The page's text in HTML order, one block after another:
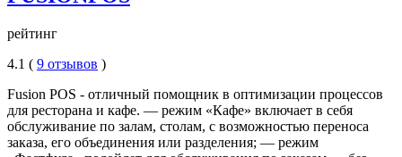
рейтинг
4.1 ( 9 отзывов )
Fusion POS - отличный помощник в оптимизации процессов
для ресторана и кафе. — режим «Кафе» включает в себя
обслуживание по залам, столам, с возможностью переноса
заказа, его объединения или разделения; — режим